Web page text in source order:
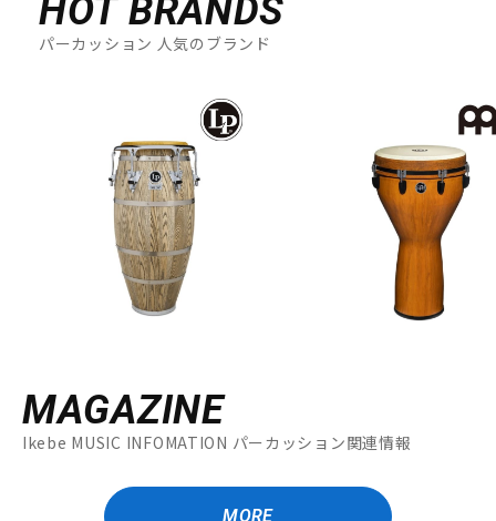
HOT BRANDS
パーカッション 人気のブランド
MAGAZINE
Ikebe MUSIC INFOMATION パーカッション関連情報
MORE